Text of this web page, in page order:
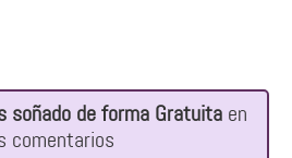
soñado de forma Gratuitaen
comentarios